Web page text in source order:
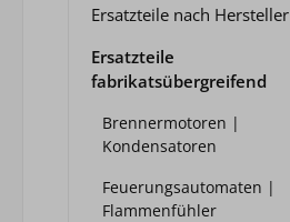
Ersatzteile nach Hersteller
Ersatzteile
fabrikatsübergreifend
Brennermotoren |
Kondensatoren
Feuerungsautomaten |
Flammenfühler